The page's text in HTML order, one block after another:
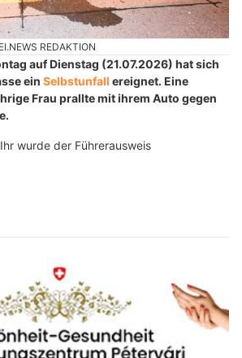
REDAKTION
auf Dienstag (21.07.2026) hat sich
ein Selbstunfall ereignet. Eine
Frau prallte mit ihrem Auto gegen
wurde der Führerausweis